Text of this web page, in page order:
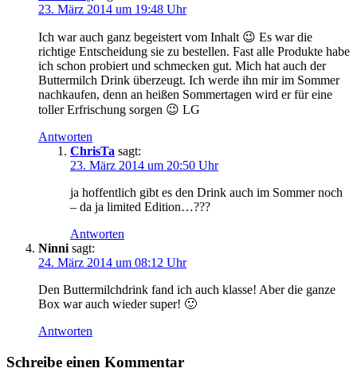
23. März 2014 um 19:48 Uhr
Ich war auch ganz begeistert vom Inhalt 😉 Es war die
richtige Entscheidung sie zu bestellen. Fast alle Produkte habe
ich schon probiert und schmecken gut. Mich hat auch der
Buttermilch Drink überzeugt. Ich werde ihn mir im Sommer
nachkaufen, denn an heißen Sommertagen wird er für eine
toller Erfrischung sorgen 😉 LG
Antworten
ChrisTa sagt:
23. März 2014 um 20:50 Uhr
ja hoffentlich gibt es den Drink auch im Sommer noch
– da ja limited Edition…???
Antworten
Ninni sagt:
24. März 2014 um 08:12 Uhr
Den Buttermilchdrink fand ich auch klasse! Aber die ganze
Box war auch wieder super! 🙂
Antworten
Schreibe einen Kommentar